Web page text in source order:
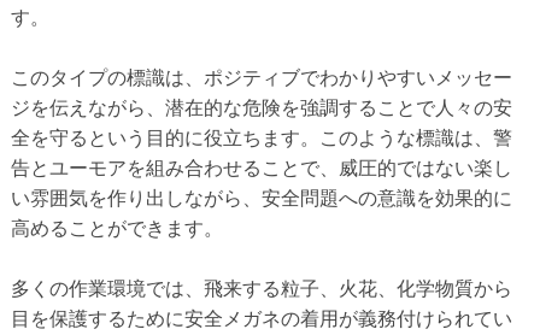
す。
このタイプの標識は、ポジティブでわかりやすいメッセー
ジを伝えながら、潜在的な危険を強調することで人々の安
全を守るという目的に役立ちます。このような標識は、警
告とユーモアを組み合わせることで、威圧的ではない楽し
い雰囲気を作り出しながら、安全問題への意識を効果的に
高めることができます。
多くの作業環境では、飛来する粒子、火花、化学物質から
目を保護するために安全メガネの着用が義務付けられてい